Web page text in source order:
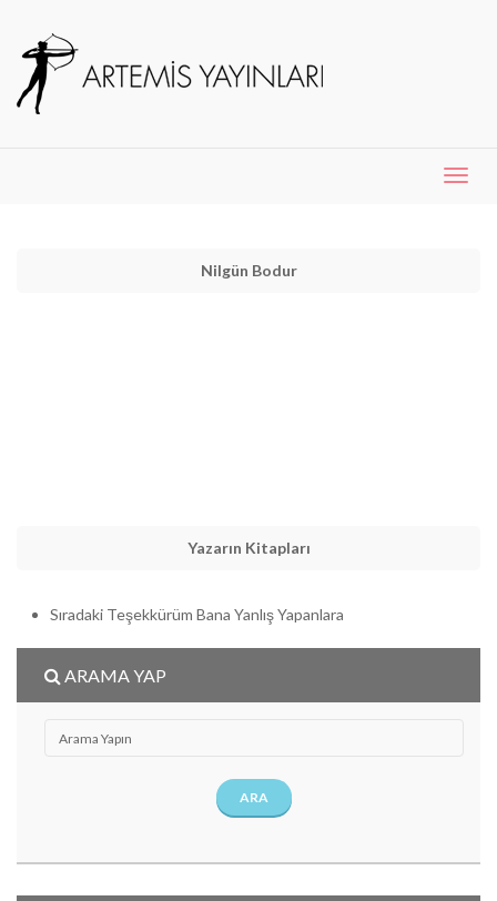
Nilgün Bodur
Yazarın Kitapları
Sıradaki Teşekkürüm Bana Yanlış Yapanlara
ARAMA YAP
ARA